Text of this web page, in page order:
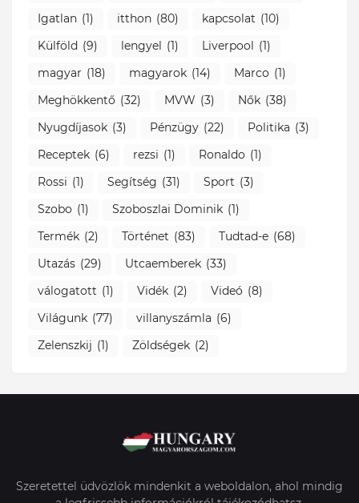
Igatlan (1) itthon (80) kapcsolat (10)
Külföld (9) lengyel (1) Liverpool (1)
magyar (18) magyarok (14) Marco (1)
Meghökkentő (32) MVW (3) Nők (38)
Nyugdíjasok (3) Pénzügy (22) Politika (3)
Receptek (6) rezsi (1) Ronaldo (1)
Rossi (1) Segítség (31) Sport (3)
Szobo (1) Szoboszlai Dominik (1)
Termék (2) Történet (83) Tudtad-e (68)
Utazás (29) Utcaemberek (33)
válogatott (1) Vidék (2) Videó (8)
Világunk (77) villanyszámla (6)
Zelenszkij (1) Zöldségek (2)
Szeretettel üdvözlök mindenkit a weboldalon, ahol mindig